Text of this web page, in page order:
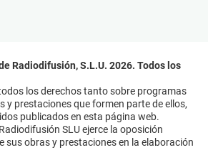
Radiodifusión, S.L.U. 2026. Todos los
los derechos tanto sobre programas
y prestaciones que formen parte de ellos,
publicados en esta página web.
SLU ejerce la oposición
sus obras y prestaciones en la elaboración